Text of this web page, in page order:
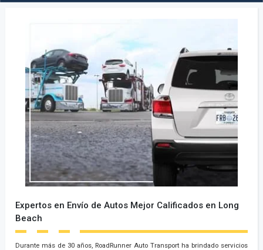
Expertos en Envío de Autos Mejor Calificados en Long
Beach
Durante más de 30 años, RoadRunner Auto Transport ha brindado servicios